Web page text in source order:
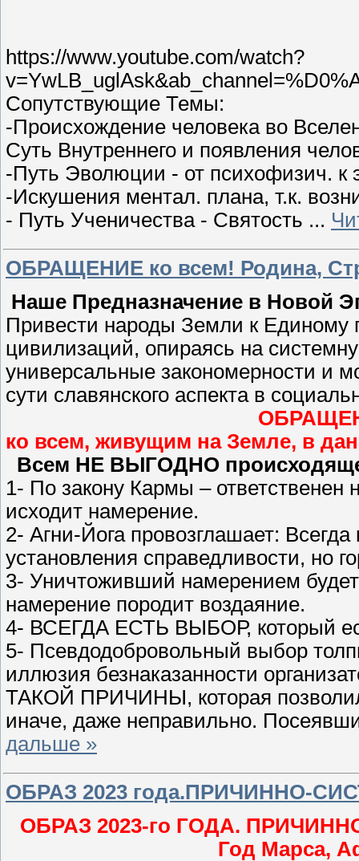
https://www.youtube.com/watch?
Сопутствующие Темы:
-Происхождение человека во
Суть Внутреннего и появления
-Путь Эволюции - от психофизич. к
-Искушения ментал. плана, т.к.
- Путь Ученичества - Святость ...
ОБРАЩЕНИЕ ко всем! Родина,
Наше Предназначение в Новой
Привести народы Земли к Единому
цивилизаций, опираясь на
универсальные закономерности и
сути славянского аспекта в
ко всем, живущим на Земле, в
Всем НЕ ВЫГОДНО
1- По закону Кармы – ответственен
исходит намерение.
2- Агни-Йога провозглашает:
установления справедливости, но
3- Уничтоживший намерением
намерение породит воздаяние.
4- ВСЕГДА ЕСТЬ ВЫБОР, который
5- Псевдодобровольный выбор
иллюзия безнаказанности
ТАКОЙ ПРИЧИНЫ, которая
иначе, даже неправильно.
дальше »
ОБРАЗ 2023 года.ПРИЧИННО-
ОБРАЗ 2023-го ГОДА.
Год Марса,